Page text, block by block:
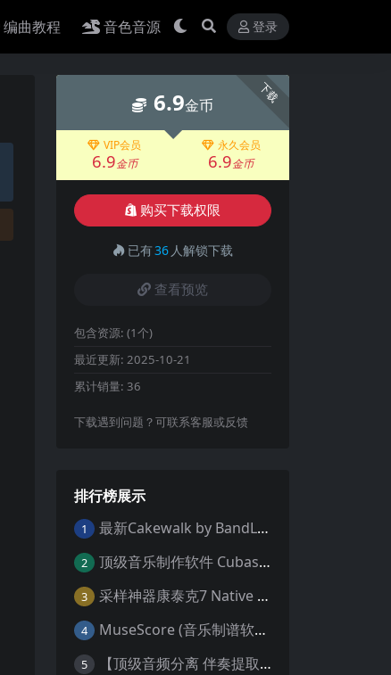
编曲教程 音色音源 登录
下载
6.9金币
VIP会员
6.9金币
永久会员
6.9金币
购买下载权限
已有36 人解锁下载
查看预览
包含资源: (1个)
最近更新: 2025-10-21
累计销量: 36
下载遇到问题？可联系客服或反馈
排行榜展示
1 最新Cakewalk by BandLab v31.02.0.049（原SONAR白金版）中文版/安装方法（Win）
2 顶级音乐制作软件 Cubase Pro 13 v13.0.55 WIN MAC 破解版下载含全套80G音色库 附安装教程
3 采样神器康泰克7 Native Instruments Kontakt 7 v7.10.9 WiN MAC 便携版 MAC含批量入库工具 NICNT文件制作工具 非标准音色库入库
4 MuseScore (音乐制谱软件) v4.4.2 中文版 WiN MAC
5 【顶级音频分离 伴奏提取软件】Hit’n’Mix RipX DeepAudio v7.5.1 WIN MAC